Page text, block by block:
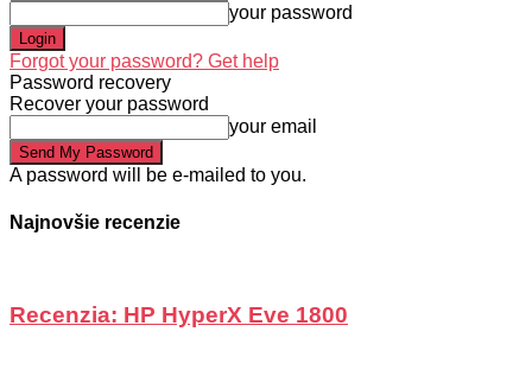
your password
Forgot your password? Get help
Password recovery
Recover your password
your email
A password will be e-mailed to you.
Najnovšie recenzie
Recenzia: HP HyperX Eve 1800